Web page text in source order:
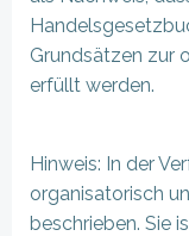
Grundsätzen zur
erfüllt werden.
Hinweis: In der
organisatorisch
beschrieben. Sie